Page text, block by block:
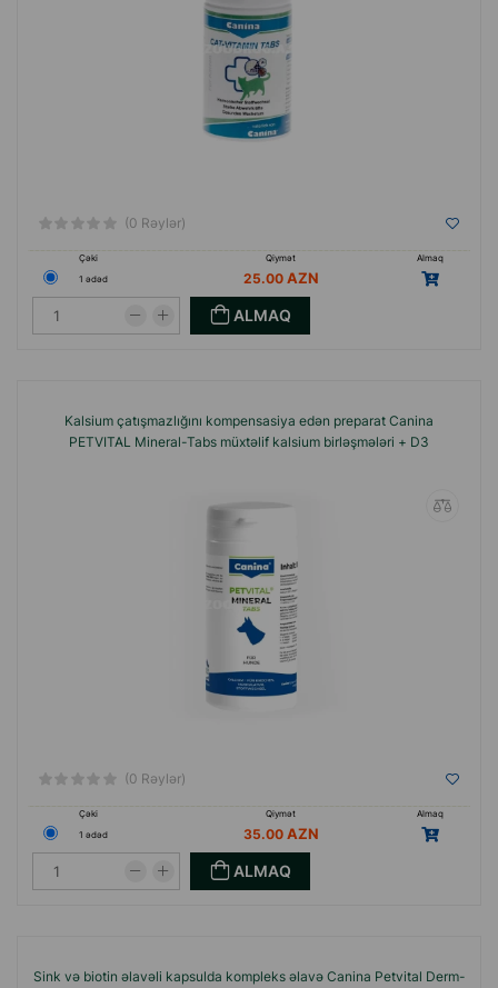
(0 Rəylər)
Çəki Qiymət
Almaq
1 ədəd
25.00
ALMAQ
Kalsium çatışmazlığını kompensasiya edən preparat Canina
PETVITAL Mineral-Tabs müxtəlif kalsium birləşmələri + D3
(0 Rəylər)
Çəki Qiymət
Almaq
1 ədəd
35.00
ALMAQ
Sink və biotin əlavəli kapsulda kompleks əlavə Canina Petvital Derm-